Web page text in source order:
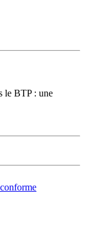
le BTP : une